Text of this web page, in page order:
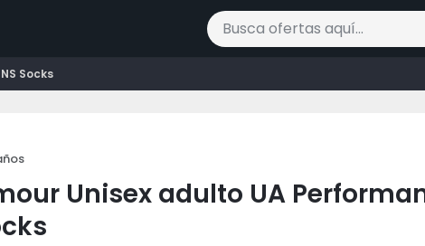
Buscar ofertas
Socks
Unisex adulto UA